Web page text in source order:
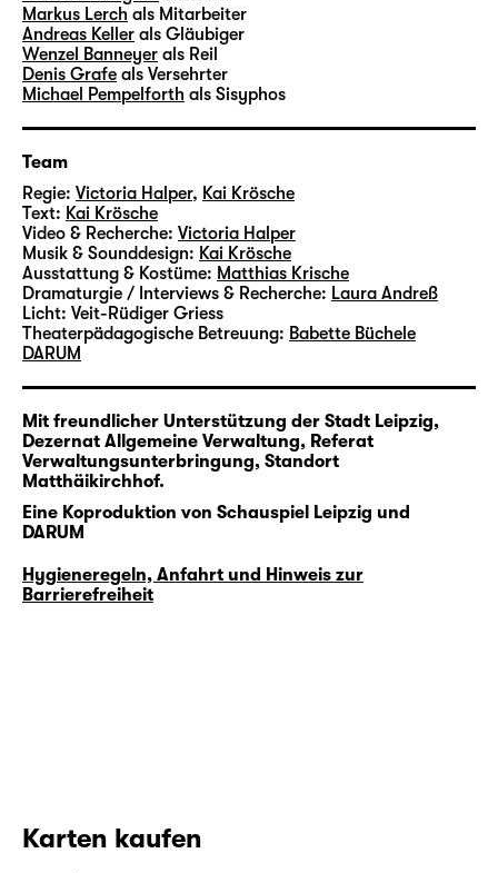
Markus Lerch als Mitarbeiter
Andreas Keller als Gläubiger
Wenzel Banneyer als Reil
Denis Grafe als Versehrter
Michael Pempelforth als Sisyphos
Team
Regie: Victoria Halper, Kai Krösche
Text: Kai Krösche
Video & Recherche: Victoria Halper
Musik & Sounddesign: Kai Krösche
Ausstattung & Kostüme: Matthias Krische
Dramaturgie / Interviews & Recherche: Laura Andreß
Licht: Veit-Rüdiger Griess
Theaterpädagogische Betreuung: Babette Büchele
DARUM
Mit freundlicher Unterstützung der Stadt Leipzig,
Dezernat Allgemeine Verwaltung, Referat
Verwaltungsunterbringung, Standort
Matthäikirchhof.
Eine Koproduktion von Schauspiel Leipzig und
DARUM
Hygieneregeln, Anfahrt und Hinweis zur
Barrierefreiheit
Karten kaufen